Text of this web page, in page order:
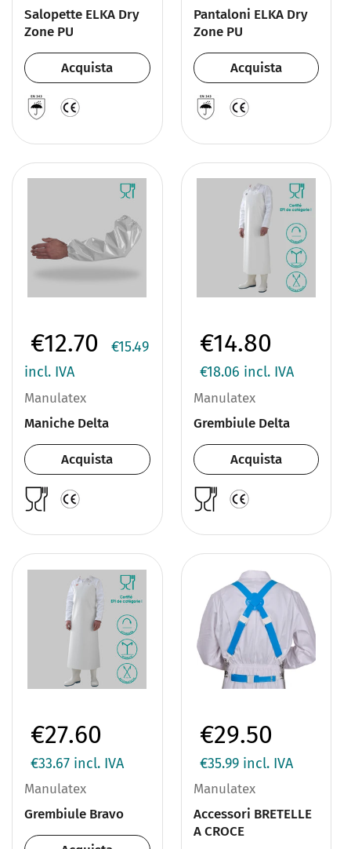
Salopette ELKA Dry
Zone PU
Acquista
Pantaloni ELKA Dry
Zone PU
Acquista
€12.70
€15.49
incl. IVA
Manulatex
Maniche Delta
Acquista
€14.80
€18.06 incl. IVA
Manulatex
Grembiule Delta
Acquista
€27.60
€33.67 incl. IVA
Manulatex
Grembiule Bravo
€29.50
€35.99incl. IVA
Manulatex
Accessori BRETELLE
A CROCE